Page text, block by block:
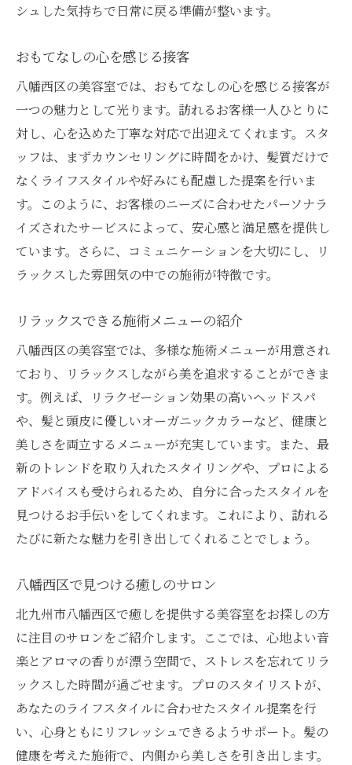
シュした気持ちで日常に戻る準備が整います。
おもてなしの心を感じる接客
八幡西区の美容室では、おもてなしの心を感じる接客が
一つの魅力として光ります。訪れるお客様一人ひとりに
対し、心を込めた丁寧な対応で出迎えてくれます。スタ
ッフは、まずカウンセリングに時間をかけ、髪質だけで
なくライフスタイルや好みにも配慮した提案を行いま
す。このように、お客様のニーズに合わせたパーソナラ
イズされたサービスによって、安心感と満足感を提供し
ています。さらに、コミュニケーションを大切にし、リ
ラックスした雰囲気の中での施術が特徴です。
リラックスできる施術メニューの紹介
八幡西区の美容室では、多様な施術メニューが用意され
ており、リラックスしながら美を追求することができま
す。例えば、リラクゼーション効果の高いヘッドスパ
や、髪と頭皮に優しいオーガニックカラーなど、健康と
美しさを両立するメニューが充実しています。また、最
新のトレンドを取り入れたスタイリングや、プロによる
アドバイスも受けられるため、自分に合ったスタイルを
見つけるお手伝いをしてくれます。これにより、訪れる
たびに新たな魅力を引き出してくれることでしょう。
八幡西区で見つける癒しのサロン
北九州市八幡西区で癒しを提供する美容室をお探しの方
に注目のサロンをご紹介します。ここでは、心地よい音
楽とアロマの香りが漂う空間で、ストレスを忘れてリラ
ックスした時間が過ごせます。プロのスタイリストが、
あなたのライフスタイルに合わせたスタイル提案を行
い、心身ともにリフレッシュできるようサポート。髪の
健康を考えた施術で、内側から美しさを引き出します。